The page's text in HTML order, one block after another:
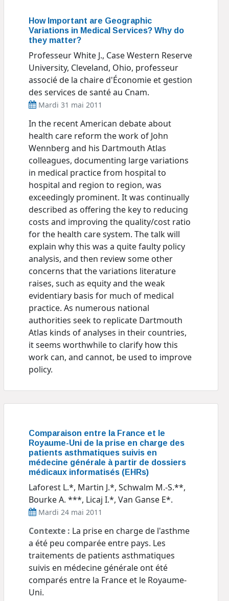
How Important are Geographic
Variations in Medical Services? Why do
they matter?
Professeur White J., Case Western Reserve
University, Cleveland, Ohio, professeur
associé de la chaire d'Économie et gestion
des services de santé au Cnam.
Mardi 31 mai 2011
In the recent American debate about
health care reform the work of John
Wennberg and his Dartmouth Atlas
colleagues, documenting large variations
in medical practice from hospital to
hospital and region to region, was
exceedingly prominent. It was continually
described as offering the key to reducing
costs and improving the quality/cost ratio
for the health care system. The talk will
explain why this was a quite faulty policy
analysis, and then review some other
concerns that the variations literature
raises, such as equity and the weak
evidentiary basis for much of medical
practice. As numerous national
authorities seek to replicate Dartmouth
Atlas kinds of analyses in their countries,
it seems worthwhile to clarify how this
work can, and cannot, be used to improve
policy.
Comparaison entre la France et le
Royaume-Uni de la prise en charge des
patients asthmatiques suivis en
médecine générale à partir de dossiers
médicaux informatisés (EHRs)
Laforest L.*, Martin J.*, Schwalm M.-S.**,
Bourke A. ***, Licaj I.*, Van Ganse E*.
Mardi 24 mai 2011
Contexte : La prise en charge de l'asthme
a été peu comparée entre pays. Les
traitements de patients asthmatiques
suivis en médecine générale ont été
comparés entre la France et le Royaume-
Uni.